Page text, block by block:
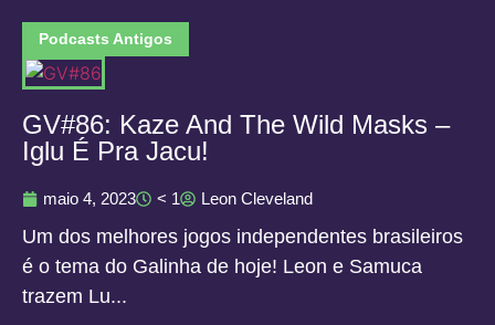
Podcasts Antigos
GV#86: Kaze And The Wild Masks –
Iglu É Pra Jacu!
maio 4, 2023 < 1 Leon Cleveland
Um dos melhores jogos independentes brasileiros
é o tema do Galinha de hoje! Leon e Samuca
trazem Lu...